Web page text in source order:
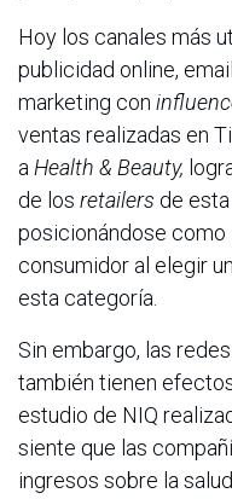
Hoy los canales más
publicidad online,
marketing con
ventas realizadas en
aHealth & Beauty,
de los retailers de
posicionándose como
consumidor al elegir un
esta categoría.
Sin embargo, las
también tienen
estudio de NIQ
siente que las
ingresos sobre la